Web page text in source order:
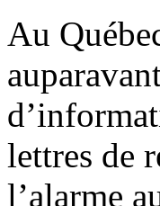
Au
lettres de
l’alarme